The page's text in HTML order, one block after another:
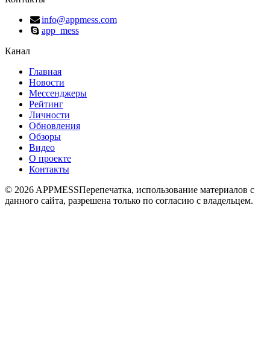
info@appmess.com
app_mess
Канал
Главная
Новости
Мессенджеры
Рейтинг
Личности
Обновления
Обзоры
Видео
О проекте
Контакты
© 2026 APPMESSПерепечатка, использование материалов с
данного сайта, разрешена только по согласию с владельцем.